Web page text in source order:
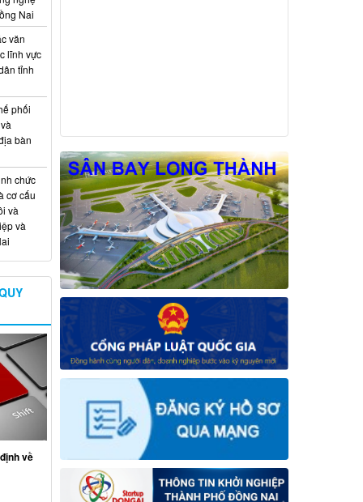
Nai
văn
lĩnh vực
tỉnh
phối
bàn
chức
cơ cấu
và
và
về